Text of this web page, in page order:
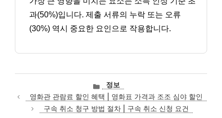
과(50%)입니다. 제출 서류의 누락 또는 오류
(30%) 역시 중요한 요인으로 작용합니다.
카
테
고
리
정보
영화관 관람료 할인 혜택 | 영화표 가격과 조조 심야 할인
구속 취소 청구 방법 절차 | 구속 취소 신청 요건